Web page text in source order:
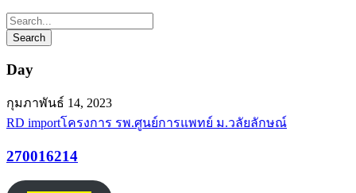
Day
กุมภาพันธ์ 14, 2023
RD importโครงการ รพ.ศูนย์การแพทย์ ม.วลัยลักษณ์
270016214